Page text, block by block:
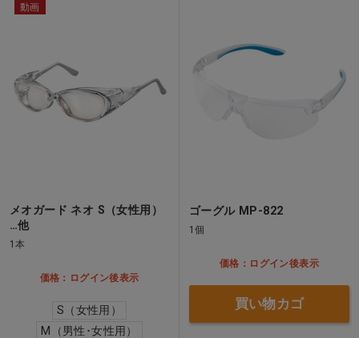
動画
メオガード ネオ S（女性用）
…他
1本
価格：ログイン後表示
S（女性用）
M（男性･女性用）
ゴーグル MP-822
1個
価格：ログイン後表示
買い物カゴ